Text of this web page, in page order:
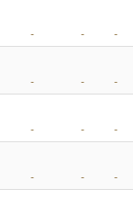
- -
-
- -
-
- -
-
- -
-